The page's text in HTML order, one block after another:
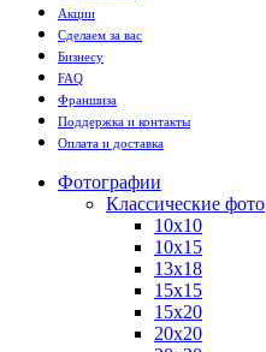
Акции
Сделаем за вас
Бизнесу
FAQ
Франшиза
Поддержка и контакты
Оплата и доставка
Фотографии
Классические фото
10х10
10х15
13х18
15х15
15х20
20х20